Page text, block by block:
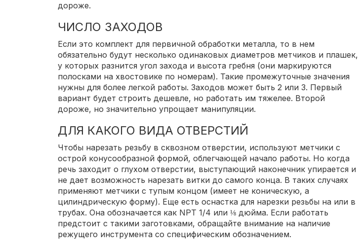
дороже.
ЧИСЛО ЗАХОДОВ
Если это комплект для первичной обработки металла, то в нем
обязательно будут несколько одинаковых диаметров метчиков и плашек,
у которых разнится угол захода и высота гребня (они маркируются
полосками на хвостовике по номерам). Такие промежуточные значения
нужны для более легкой работы. Заходов может быть 2 или 3. Первый
вариант будет строить дешевле, но работать им тяжелее. Второй
дороже, но значительно упрощает манипуляции.
ДЛЯ КАКОГО ВИДА ОТВЕРСТИЙ
Чтобы нарезать резьбу в сквозном отверстии, используют метчики с
острой конусообразной формой, облегчающей начало работы. Но когда
речь заходит о глухом отверстии, выступающий наконечник упирается и
не дает возможность нарезать витки до самого конца. В таких случаях
применяют метчики с тупым концом (имеет не коническую, а
цилиндрическую форму). Еще есть оснастка для нарезки резьбы на или в
трубах. Она обозначается как NPT 1/4 или ⅛ дюйма. Если работать
предстоит с такими заготовками, обращайте внимание на наличие
режущего инструмента со специфическим обозначением.